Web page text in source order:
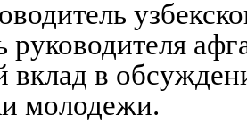
руководителя
вклад в
молодежи.